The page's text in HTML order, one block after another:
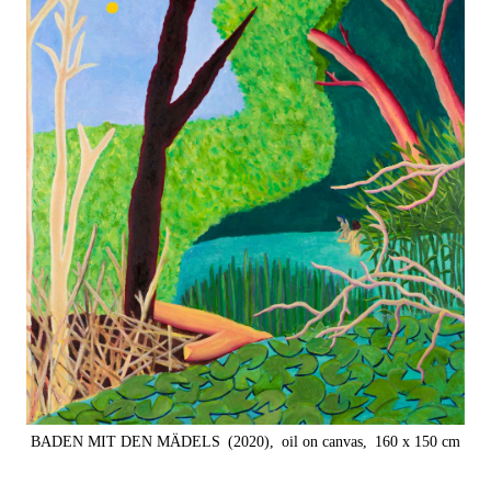
BADEN MIT DEN MÄDELS (2020), oil on canvas, 160 x 150 cm